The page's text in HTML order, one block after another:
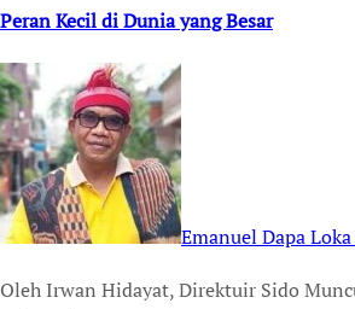
Peran Kecil di Dunia yang Besar
Emanuel Dapa Loka
Oleh Irwan Hidayat, Direktuir Sido Muncul Ada yang berbeda tahun ini dalam perayaan hari besar keagamaan di